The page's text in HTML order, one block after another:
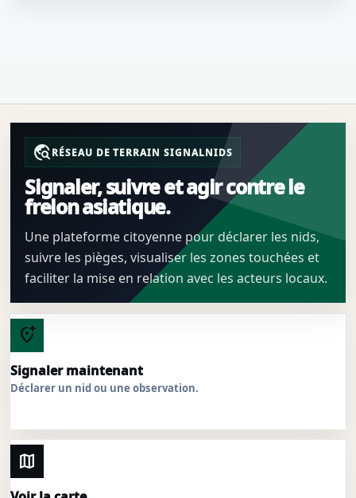
travel_exploreRÉSEAU DE TERRAIN SIGNALNIDS
Signaler, suivre et agir contre le
frelon asiatique.
Une plateforme citoyenne pour déclarer les nids,
suivre les pièges, visualiser les zones touchées et
faciliter la mise en relation avec les acteurs locaux.
add_location_alt
Signaler maintenant
Déclarer un nid ou une observation.
map